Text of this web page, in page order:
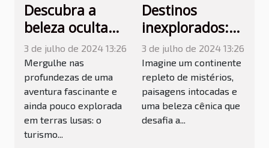
Descubra a
beleza oculta
do turismo
subaquático em
Portugal
3 de julho de 2024 13:26
Mergulhe nas
profundezas de uma
aventura fascinante e
ainda pouco explorada
em terras lusas: o
turismo...
Destinos
inexplorados:
descobrindo a
beleza
escondida da
Antártica
3 de julho de 2024 13:26
Imagine um continente
repleto de mistérios,
paisagens intocadas e
uma beleza cênica que
desafia a...